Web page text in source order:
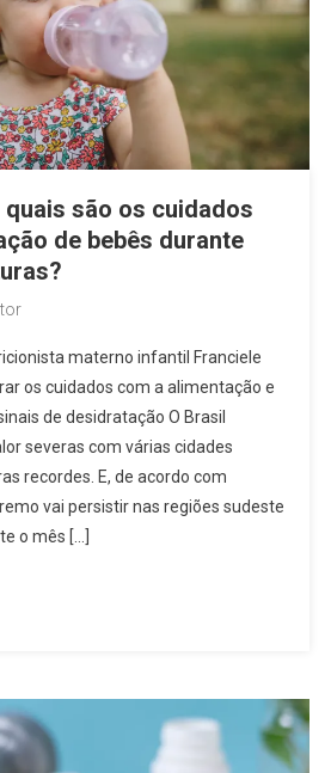
quais são os cuidados
de bebês durante
materno infantil Franciele
os cuidados com a alimentação e
de desidratação O Brasil
severas com várias cidades
recordes. E, de acordo com
vai persistir nas regiões sudeste
o mês […]